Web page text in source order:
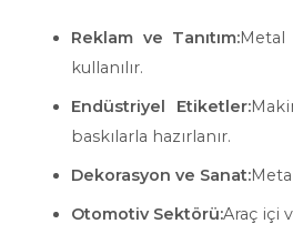
Reklam ve Tanıtım:Metal
kullanılır.
Endüstriyel Etiketler:
baskılarla hazırlanır.
Dekorasyon ve Sanat:
Otomotiv Sektörü:Araç içi